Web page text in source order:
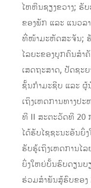
ໄຫຫີນຊຽງຂວາງ; ຮັ
ຂອງພັກ ແລະ ແນວລ
ທີ່ໜ້າມະຫັດສະຈັນ;
ໄລຍະຂອງບຸກຄົນສໍາ
ເສດຖະສາດ, ປັດຊະ
ຊັ້ນກໍາມະຊີບ ແລະ ຜູ້
ເຖິງເຫດການທາງປ
ທີ II ສະຕະວັດທີ 20
ໄດ້ຮັບໄຊຊະນະອັນຍິ່
ຮັບຮູ້ເຖິງເຫດການໄ
ຍິ່ງໃຫຍ່ບັ້ນຮົບດຽນບ
ຮ່ວມສໍາພັນສູ້ຮົບຂອ